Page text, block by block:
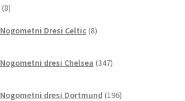
88
Nogometni Dresi Celtic 8izdelkov
Nogometni dresi Chelsea 347izdelkov
Nogometni dresi Dortmund 196